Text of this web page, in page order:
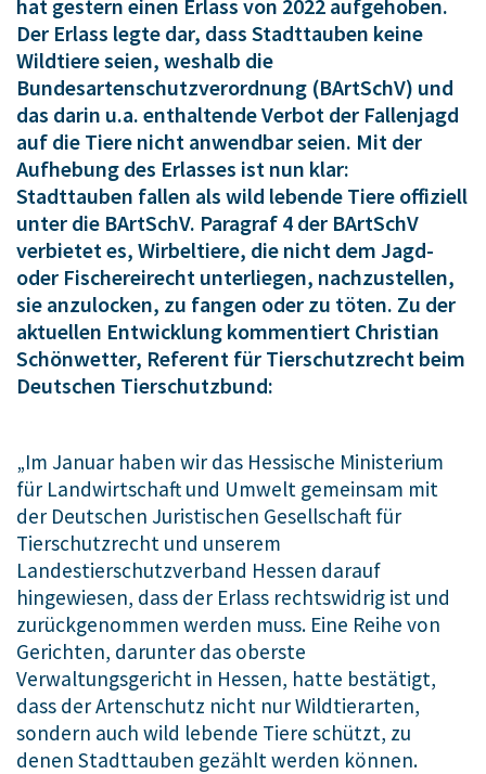
hat gestern einen Erlass von 2022 aufgehoben.
Der Erlass legte dar, dass Stadttauben keine
Wildtiere seien, weshalb die
Bundesartenschutzverordnung (BArtSchV) und
das darin u.a. enthaltende Verbot der Fallenjagd
auf die Tiere nicht anwendbar seien. Mit der
Aufhebung des Erlasses ist nun klar:
Stadttauben fallen als wild lebende Tiere offiziell
unter die BArtSchV. Paragraf 4 der BArtSchV
verbietet es, Wirbeltiere, die nicht dem Jagd-
oder Fischereirecht unterliegen, nachzustellen,
sie anzulocken, zu fangen oder zu töten. Zu der
aktuellen Entwicklung kommentiert Christian
Schönwetter, Referent für Tierschutzrecht beim
Deutschen Tierschutzbund:
„Im Januar haben wir das Hessische Ministerium
für Landwirtschaft und Umwelt gemeinsam mit
der Deutschen Juristischen Gesellschaft für
Tierschutzrecht und unserem
Landestierschutzverband Hessen darauf
hingewiesen, dass der Erlass rechtswidrig ist und
zurückgenommen werden muss. Eine Reihe von
Gerichten, darunter das oberste
Verwaltungsgericht in Hessen, hatte bestätigt,
dass der Artenschutz nicht nur Wildtierarten,
sondern auch wild lebende Tiere schützt, zu
denen Stadttauben gezählt werden können.